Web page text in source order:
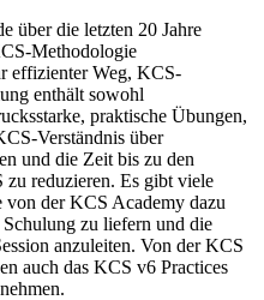
über die letzten 20 Jahre
Methodologie
effizienter Weg, KCS-
enthält sowohl
praktische Übungen,
Verständnis über
und die Zeit bis zu den
reduzieren. Es gibt viele
der KCS Academy dazu
zu liefern und die
anzuleiten. Von der KCS
auch das KCS v6 Practices